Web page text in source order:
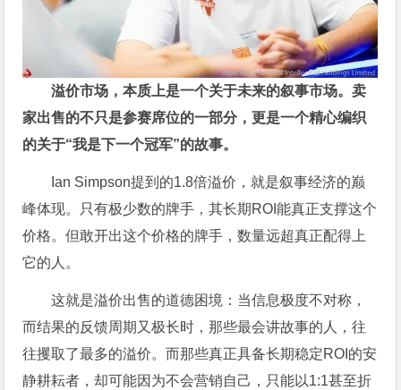
溢价市场，本质上是一个关于未来的叙事市场。卖
家出售的不只是参赛席位的一部分，更是一个精心编织
的关于“我是下一个冠军”的故事。
Ian Simpson提到的1.8倍溢价，就是叙事经济的巅
峰体现。只有极少数的牌手，其长期ROI能真正支撑这个
价格。但敢开出这个价格的牌手，数量远超真正配得上
它的人。
这就是溢价出售的道德困境：当信息极度不对称，
而结果的反馈周期又极长时，那些最会讲故事的人，往
往攫取了最多的溢价。而那些真正具备长期稳定ROI的安
静耕耘者，却可能因为不会营销自己，只能以1:1甚至折